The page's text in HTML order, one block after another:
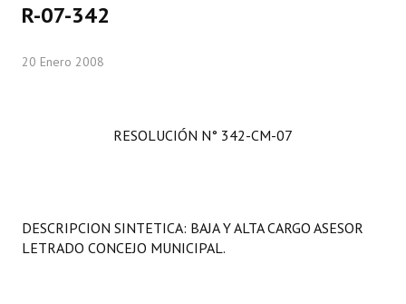
LEGISLACIÓN
R-07-342
20 Enero 2008
RESOLUCIÓN N° 342-CM-07
DESCRIPCION SINTETICA: BAJA Y ALTA CARGO ASESOR
LETRADO CONCEJO MUNICIPAL.